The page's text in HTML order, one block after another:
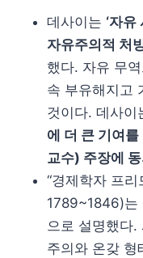
데사이는 ‘자유
자유주의적 처
했다. 자유 무
속 부유해지고
것이다. 데사이
에 더 큰 기여
교수) 주장에 동
“경제학자 프
1789~1846)는
으로 설명했다.
주의와 온갖 형